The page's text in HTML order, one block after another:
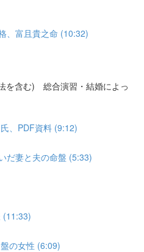
富且貴之命 (10:32)
を含む) 総合演習・結婚によっ
、PDF資料 (9:12)
だ妻と夫の命盤 (5:33)
の女性 (6:09)